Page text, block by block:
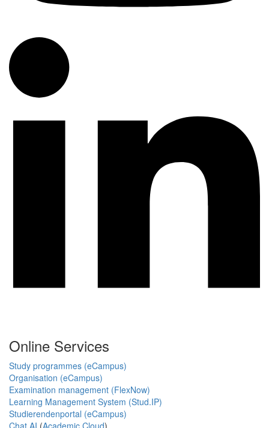
Online Services
Study programmes (eCampus)
Organisation (eCampus)
Examination management (FlexNow)
Learning Management System (Stud.IP)
Studierendenportal (eCampus)